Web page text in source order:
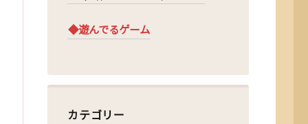
◆遊んでるゲーム
カテゴリー